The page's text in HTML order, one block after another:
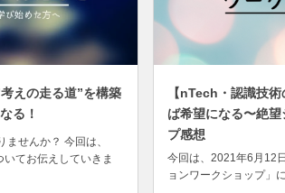
えの走る道”を構築
る！
せんか？ 今回は、
いてお伝えしていきま
理して「考えの走る
【nTech・認識技
ば希望になる〜絶
プ感想
今回は、2021年6月12
ョンワークショップ」